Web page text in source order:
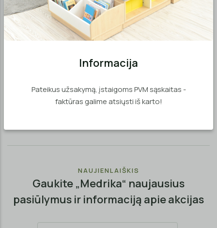
Suolas keturvietei
drabužinei ,Quadro
NAUJIENLAIŠKIS
Gaukite „Medrika“ naujausius
pasiūlymus ir informaciją apie akcijas
Informacija
Pateikus užsakymą, įstaigoms PVM sąskaitas -
faktūras galime atsiųsti iš karto!